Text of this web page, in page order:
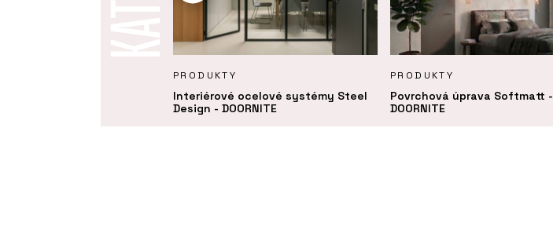
PRODUKTY
Interiérové ocelové systémy Steel
Design - DOORNITE
PRODUKTY
Povrchová úprava Softmatt -
DOORNITE